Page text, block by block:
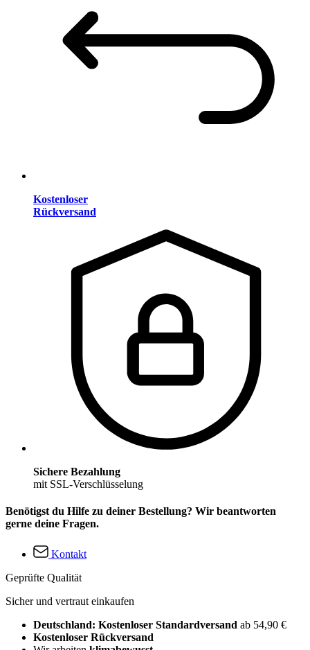
Kostenloser
Rückversand
Sichere Bezahlung
mit SSL-Verschlüsselung
Benötigst du Hilfe zu deiner Bestellung? Wir beantworten
gerne deine Fragen.
Kontakt
Geprüfte Qualität
Sicher und vertraut einkaufen
Deutschland: Kostenloser Standardversand ab 54,90 €
Kostenloser Rückversand